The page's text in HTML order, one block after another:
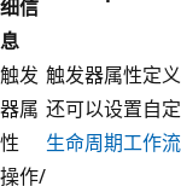
细信
息
触发
器属
性
触发器属性定
还可以设置自
生命周期工作
操作/